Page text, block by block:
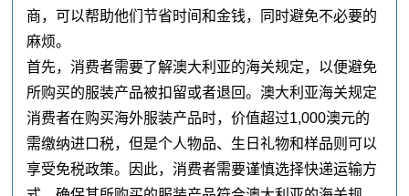
商，可以帮助他们节省时间和金钱，同时避免不必要的
麻烦。
首先，消费者需要了解澳大利亚的海关规定，以便避免
所购买的服装产品被扣留或者退回。澳大利亚海关规定
消费者在购买海外服装产品时，价值超过1,000澳元的
需缴纳进口税，但是个人物品、生日礼物和样品则可以
享受免税政策。因此，消费者需要谨慎选择快递运输方